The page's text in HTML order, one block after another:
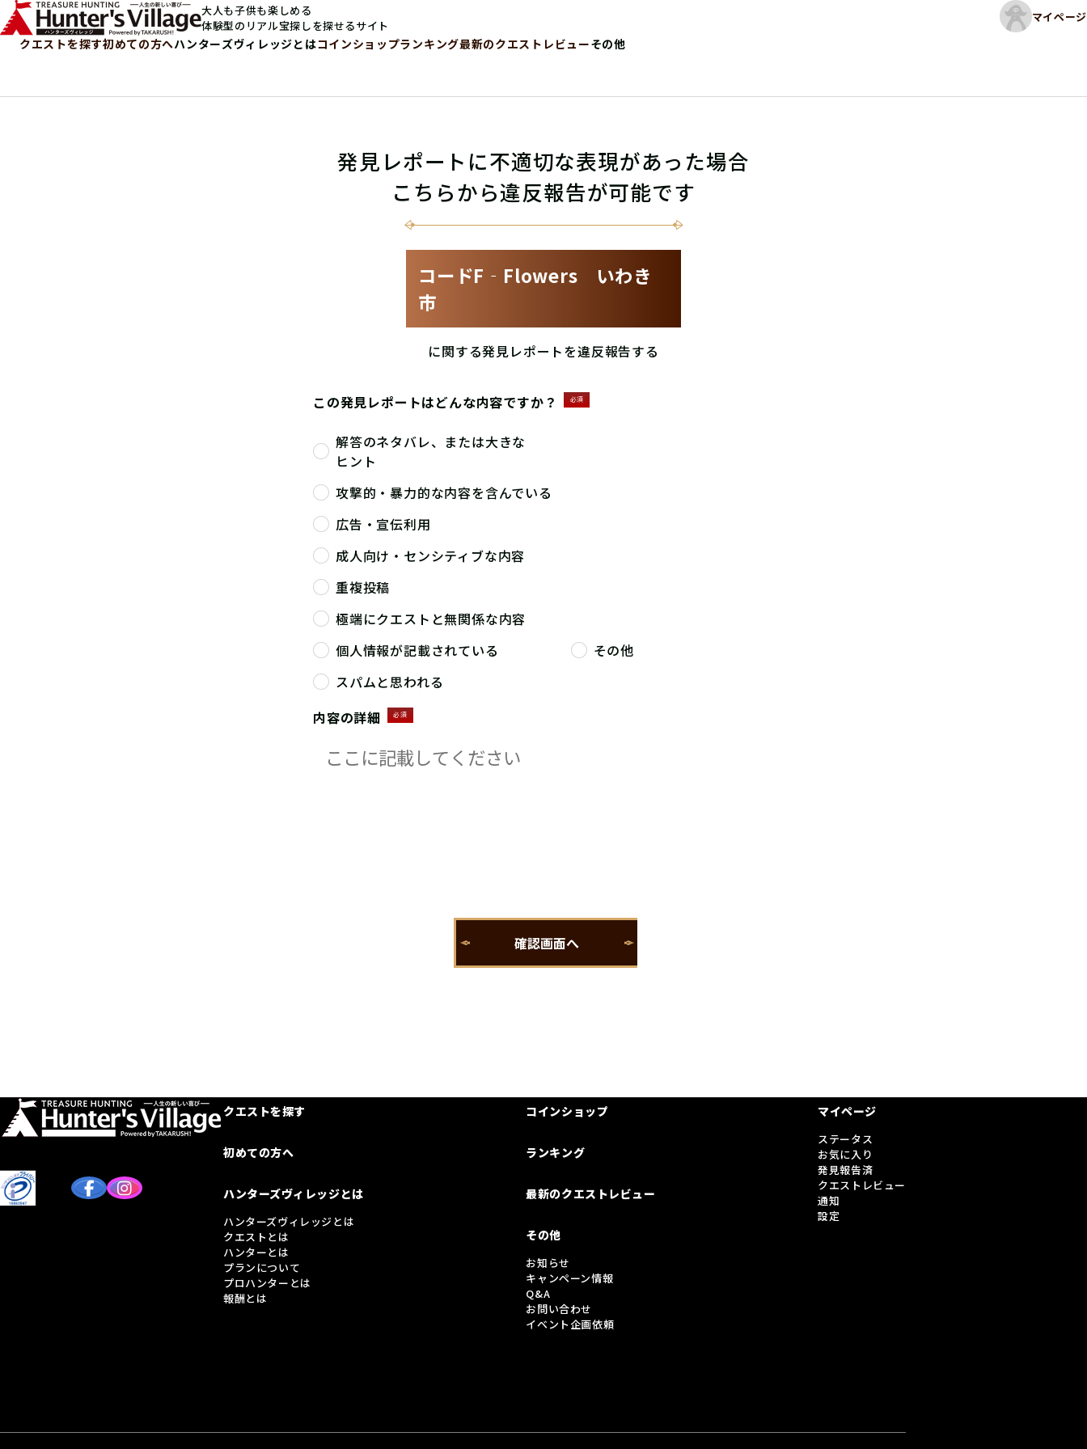
大人も子供も楽しめる
体験型のリアル宝探しを探せるサイト
マイページ
クエストを探す初めての方へハンターズヴィレッジとはコインショップランキング最新のクエストレビューその他
発見レポートに不適切な表現があった場合
こちらから違反報告が可能です
コードF‐Flowers いわき
市
に関する発見レポートを違反報告する
この発見レポートはどんな内容ですか？ 必須
解答のネタバレ、または大きな
ヒント
攻撃的・暴力的な内容を含んでいる
広告・宣伝利用
成人向け・センシティブな内容
重複投稿
極端にクエストと無関係な内容
個人情報が記載されている
その他
スパムと思われる
内容の詳細
必須
クエストを探す
初めての方へ
ハンターズヴィレッジとは
ハンターズヴィレッジとは
クエストとは
ハンターとは
プランについて
プロハンターとは
報酬とは
コインショップ
ランキング
最新のクエストレビュー
その他
お知らせ
キャンペーン情報
Q&A
お問い合わせ
イベント企画依頼
マイページ
ステータス
お気に入り
発見報告済
クエストレビュー
通知
設定